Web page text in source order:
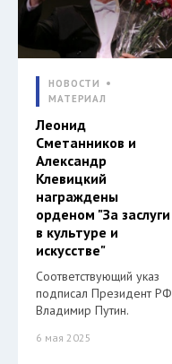
НОВОСТИ
МАТЕРИАЛ
Леонид
Сметанников и
Александр
Клевицкий
награждены
орденом "За заслуги
в культуре и
искусстве"
Соответствующий указ
подписал Президент РФ
Владимир Путин.
6 мая 2025